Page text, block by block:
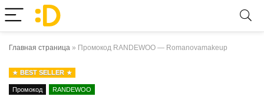
Главная страница » Промокод RANDEWOO — Romanovamakeup
BEST SELLER
Промокод RANDEWOO